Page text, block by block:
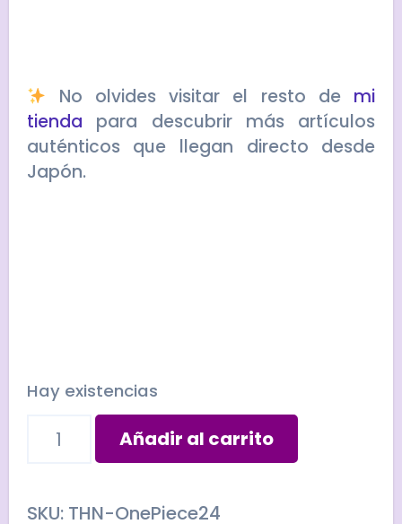
No olvides visitar el resto de mi
tienda para descubrir más artículos
auténticos que llegan directo desde
Japón.
Hay existencias
Póster
recompensa
cantidad
Añadir al carrito
SKU: THN-OnePiece24